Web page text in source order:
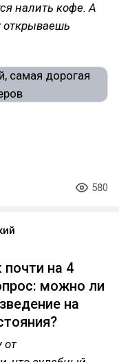
налить кофе. А
открываешь
580
почти на 4
можно ли
на
от